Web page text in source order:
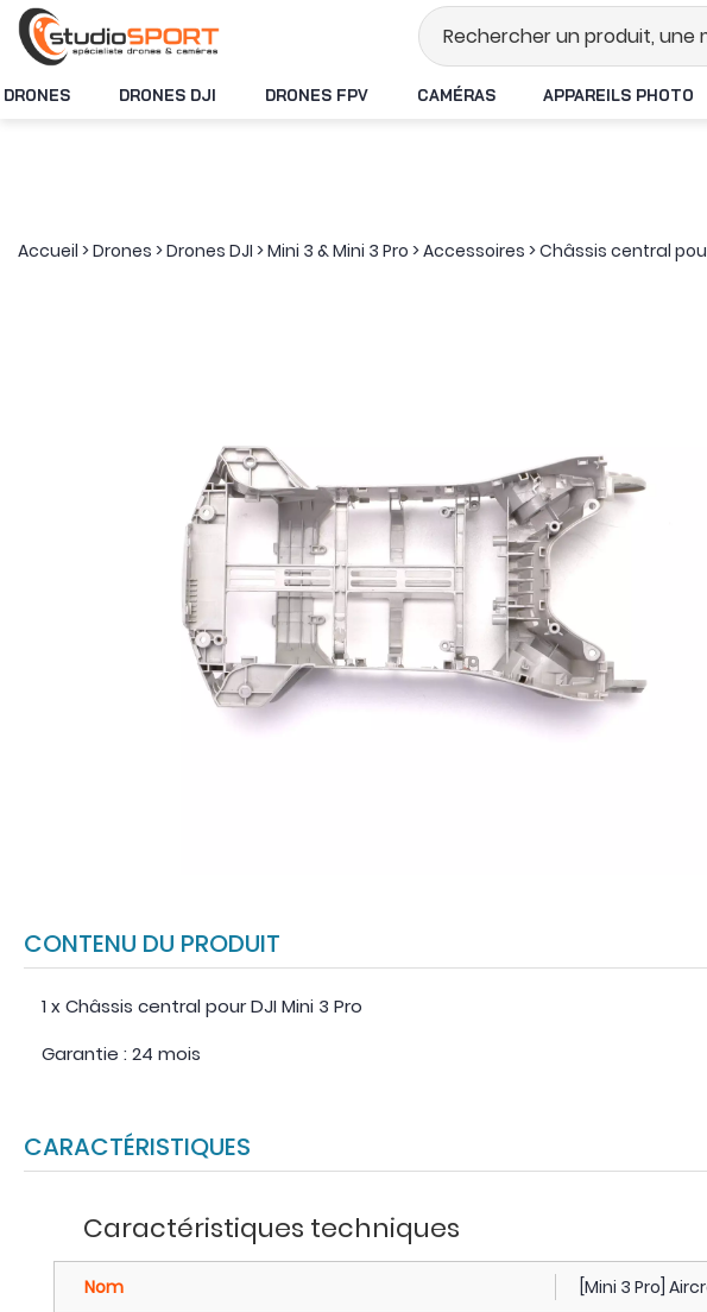
Stock en temps réel
DRONES DRONES DJI DRONES FPV CAMÉRAS APPAREILS PHOTO
Accueil >Drones >Drones DJI >Mini 3 & Mini 3 Pro >Accessoires >Châssis central
CONTENU DU PRODUIT
1 x Châssis central pour DJI Mini 3 Pro
Garantie : 24 mois
CARACTÉRISTIQUES
Caractéristiques techniques
Nom [Mini 3 Pro]